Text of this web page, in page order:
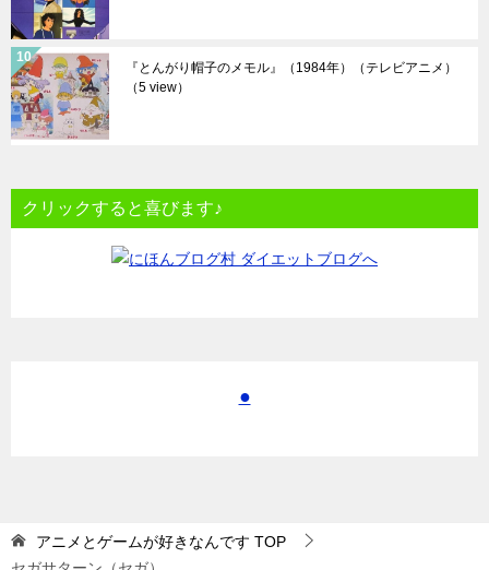
『とんがり帽子のメモル』（1984年）（テレビアニメ）
（5 view）
クリックすると喜びます♪
●
アニメとゲームが好きなんです TOP